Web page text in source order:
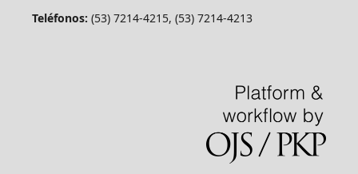
Teléfonos: (53) 7214-4215, (53) 7214-4213